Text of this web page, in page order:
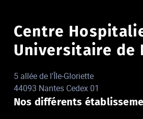
Centre
Universitaire de
5 allée de l'Île-Gloriette
44093 Nantes Cedex 01
Nos différents